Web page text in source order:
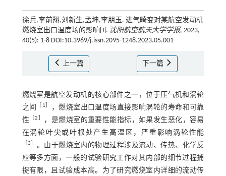
徐兵,李前翔,刘新生,孟坤,李朋玉. 进气畸变对某航空发动机
燃烧室出口温度场的影响[J]. 沈阳航空航天大学学报, 2023,
40(5): 1-8 DOI:10.3969/j.issn.2095-1248.2023.05.001
上一篇 下一篇
燃烧室是航空发动机的核心部件之一，位于压气机和涡轮
之间
1
，燃烧室出口温度场直接影响涡轮的寿命和可靠
性 ［2
，是燃烧室的重要性能指标，如果发生恶化，容易
在涡轮叶尖或叶根处产生高温区，严重影响涡轮性能
［3
。由于燃烧室内的物理过程涉及流动、传热、化学反
应等多方面，一般的试验研究工作对其内部的细节过程捕
捉有限，且试验成本高。为了研究燃烧室内详细的流动传